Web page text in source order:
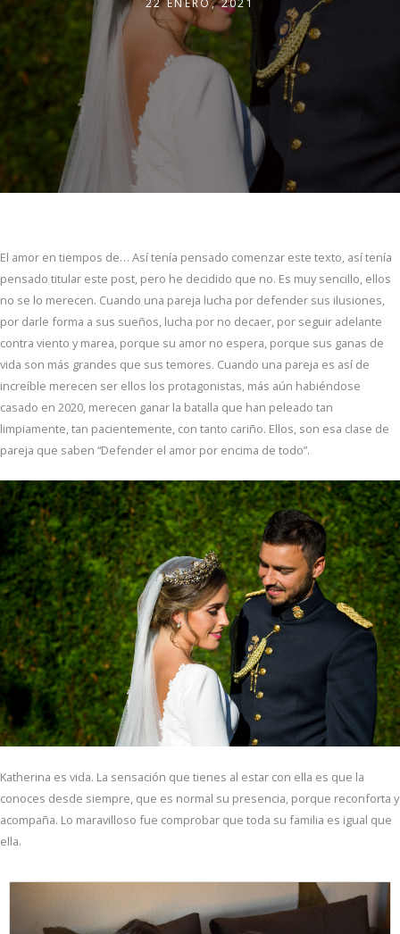
El amor en tiempos de… Así tenía pensado comenzar este texto, así tenía
pensado titular este post, pero he decidido que no. Es muy sencillo, ellos
no se lo merecen. Cuando una pareja lucha por defender sus ilusiones,
por darle forma a sus sueños, lucha por no decaer, por seguir adelante
contra viento y marea, porque su amor no espera, porque sus ganas de
vida son más grandes que sus temores. Cuando una pareja es así de
increíble merecen ser ellos los protagonistas, más aún habiéndose
casado en 2020, merecen ganar la batalla que han peleado tan
limpiamente, tan pacientemente, con tanto cariño. Ellos, son esa clase de
pareja que saben “Defender el amor por encima de todo”.
Katherina es vida. La sensación que tienes al estar con ella es que la
conoces desde siempre, que es normal su presencia, porque reconforta y
acompaña. Lo maravilloso fue comprobar que toda su familia es igual que
ella.